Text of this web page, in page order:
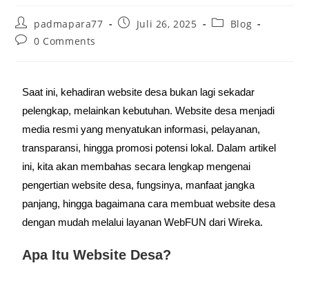
padmapara77 Juli 26, 2025
Blog
0 Comments
Saat ini, kehadiran website desa bukan lagi sekadar
pelengkap, melainkan kebutuhan. Website desa menjadi
media resmi yang menyatukan informasi, pelayanan,
transparansi, hingga promosi potensi lokal. Dalam artikel
ini, kita akan membahas secara lengkap mengenai
pengertian website desa, fungsinya, manfaat jangka
panjang, hingga bagaimana cara membuat website desa
dengan mudah melalui layanan WebFUN dari Wireka.
Apa Itu Website Desa?